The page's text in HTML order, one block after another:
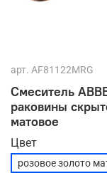
арт. AF81122MRG
Смеситель
раковины
матовое
Цвет
розовое золото